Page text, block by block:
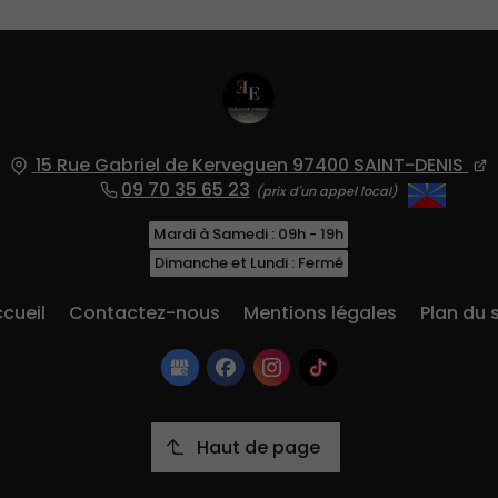
15 Rue Gabriel de Kerveguen 97400 SAINT-DENIS
09 70 35 65 23
Mardi à Samedi : 09h - 19h
Dimanche et Lundi : Fermé
Contactez-nous Mentions légales Plan du
Haut de page